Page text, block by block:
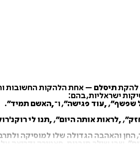
להקתתיסלם – אחת הלהקות החשובות
ישראליות, בהם:
שפשף”
,
„עוד פגישה”
,ו־„האשם תמיד”
.
”
,
„לראות אותה היום”
,
„תנו לי
החן והאהבה הגדולה שלו למוסיקה
” שבו שילב תובנות, סאטירה וקריצה על